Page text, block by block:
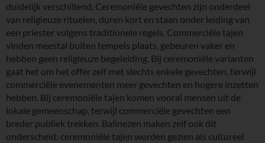
duidelijk verschillend. Ceremoniële gevechten zijn onderdeel
van religieuze rituelen, duren kort en staan onder leiding van
een priester volgens traditionele regels. Commerciële tajen
vinden meestal buiten tempels plaats, gebeuren vaker en
hebben geen religieuze begeleiding. Bij ceremoniële varianten
gaat het om het offer zelf met slechts enkele gevechten, terwijl
commerciële evenementen meer gevechten en hogere inzetten
hebben. Bij ceremoniële tajen komen vooral mensen uit de
lokale gemeenschap, terwijl commerciële gevechten een
breder publiek trekken. Balinezen maken zelf ook dit
onderscheid: ceremoniële tajen worden gezien als cultureel